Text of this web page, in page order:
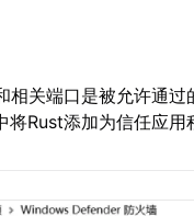
相关端口是被允许通
Rust添加为信任应用